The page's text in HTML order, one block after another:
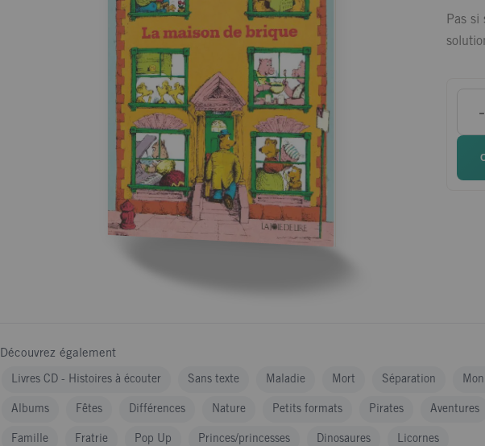
Pas
-
Découvrez également
Livres CD - Histoires à écouter Sans texte Maladie Mort Séparation
Albums Fêtes Différences Nature Petits formats Pirates Aventures
Famille Fratrie Pop Up Princes/princesses Dinosaures Licornes